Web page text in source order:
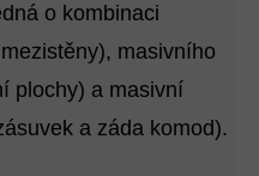
o kombinaci
masivního
plochy) a masivní
a záda komod).